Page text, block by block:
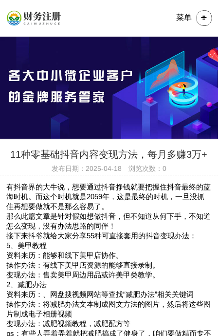
菜单
​​​11种零基础抖音内容变现方法，每月多赚3万+
发布日期：2025-04-18 浏览次数：0
有抖音界的大牛说，想要通过抖音挣钱就要把握住抖音最终的蓝
海时机。而这个时机就是2059年，这是最终的时机，一旦没抓
住再想要做就不是那么容易了。
那么此篇文章是针对假如想做抖音，但不知道从何下手，不知道
怎么变现，没有办法思路的同伴！
接下来抖爷就给大家分享55种可直接套用的抖音变现办法：
5、美甲教程
资料来历：能够和线下美甲店协作。
操作办法：有线下美甲店资源的能够直接录制。
变现办法：售卖美甲周边用品或许美甲类教学。
2、减肥办法
资料来历：、网盘搜视频网站等查找“减肥办法”相关关键词
操作办法：将减肥办法文本制成图文方法的图片，然后将这些图
片制成电子相册视频
变现办法：减肥视频教程，减肥配方等
ps：有些人弄着弄着就把减肥搞成了健身了，咱们要做精而专不